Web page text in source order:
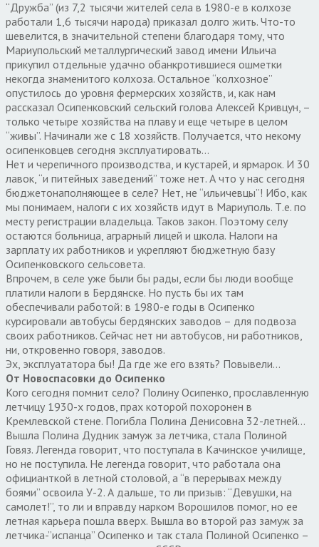
“Дружба” (из 7,2 тысячи жителей села в 1980-е в колхозе
работали 1,6 тысячи народа) приказал долго жить. Что-то
шевелится, в значительной степени благодаря тому, что
Мариупольский металлургический завод имени Ильича
прикупил отдельные удачно обанкротившиеся ошметки
некогда знаменитого колхоза. Остальное “колхозное”
опустилось до уровня фермерских хозяйств, и, как нам
рассказал Осипенковский сельский голова Алексей Кривцун, –
только четыре хозяйства на плаву и еще четыре в целом
“живы”. Начинали же с 18 хозяйств. Получается, что некому
осипенковцев сегодня эксплуатировать…
Нет и черепичного производства, и кустарей, и ярмарок. И 30
лавок, “и питейных заведений” тоже нет. А что у нас сегодня
бюджетонаполняющее в селе? Нет, не “ильичевцы”! Ибо, как
мы понимаем, налоги с их хозяйств идут в Мариуполь. Т.е. по
месту регистрации владельца. Таков закон. Поэтому селу
остаются больница, аграрный лицей и школа. Налоги на
зарплату их работников и укрепляют бюджетную базу
Осипенковского сельсовета.
Впрочем, в селе уже были бы рады, если бы люди вообще
платили налоги в Бердянске. Но пусть бы их там
обеспечивали работой: в 1980-е годы в Осипенко
курсировали автобусы бердянских заводов – для подвоза
своих работников. Сейчас нет ни автобусов, ни работников,
ни, откровенно говоря, заводов.
Эх, эксплуататора бы! Да где же его взять? Повывели…
От Новоспасовки до Осипенко
Кого сегодня помнит село? Полину Осипенко, прославленную
летчицу 1930-х годов, прах которой похоронен в
Кремлевской стене. Погибла Полина Денисовна 32-летней…
Вышла Полина Дудник замуж за летчика, стала Полиной
Говяз. Легенда говорит, что поступала в Качинское училище,
но не поступила. Не легенда говорит, что работала она
официанткой в летной столовой, а “в перерывах между
боями” освоила У-2. А дальше, то ли призыв: “Девушки, на
самолет!”, то ли и вправду нарком Ворошилов помог, но ее
летная карьера пошла вверх. Вышла во второй раз замуж за
летчика-”испанца” Осипенко и так стала Полиной Осипенко –